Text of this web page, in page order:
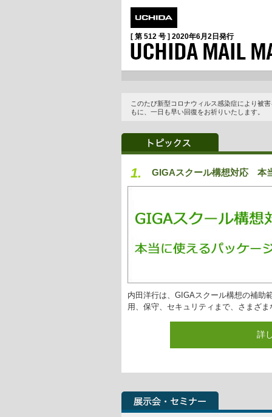
[ 第 512 号 ] 2020年6月2日 発行
このたび新型コロナウィルス感染症により被
もに、一日も早い回復をお祈りいたします。
1. GIGAスクール構想対応 本
内田洋行は、GIGAスクール構想の補助
用、保守、セキュリティまで、さまざ
詳